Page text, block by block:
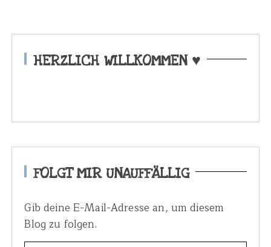
HERZLICH WILLKOMMEN ♥
FOLGT MIR UNAUFFÄLLIG
Gib deine E-Mail-Adresse an, um diesem
Blog zu folgen.